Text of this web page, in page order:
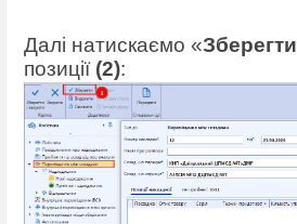
Далі натискаємо «Зберегти
позиції (2):